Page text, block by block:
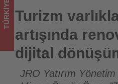
-
Tourexpi,
sizler
için
Turizm varlıklarının değer artışında
dönüşüm öne çıkıyor
TÜRKIYE Turizm
artışında
dijital
JRO Yatırım